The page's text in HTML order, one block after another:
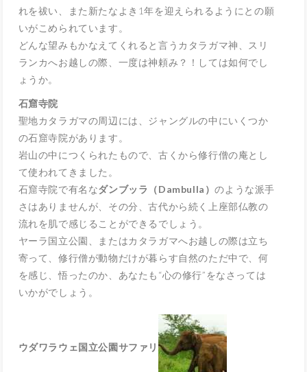
れを祓い、また新たなよき1年を迎えられるようにとの願
いがこめられています。
どんな望みもかなえてくれると言うカタラガマ神、スリ
ランカへお越しの際、一度は神頼み？！しては如何でし
ょうか。
石窟寺院
聖地カタラガマの周辺には、ジャングルの中にいくつか
の石窟寺院があります。
岩山の中につくられたもので、古くから修行僧の庵とし
て使われてきました。
石窟寺院で有名なダンブッラ（Dambulla）のような派手
さはありませんが、その分、古代から続く上座部仏教の
流れを肌で感じることができるでしょう。
ヤーラ国立公園、またはカタラガマへお越しの際は立ち
寄って、修行僧が動物だけが暮らす自然のただ中で、何
を感じ、悟ったのか、あなたも“心の修行”をなさっては
いかがでしょう。
ウダワラウェ国立公園サファリ